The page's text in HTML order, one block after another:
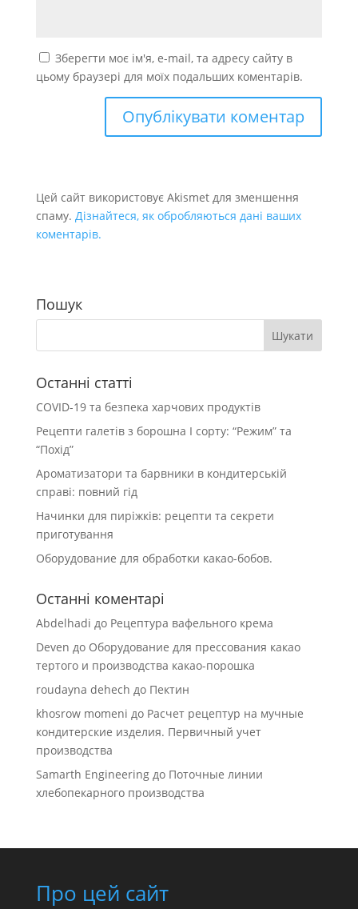
Зберегти моє ім'я, e-mail, та адресу сайту в
цьому браузері для моїх подальших коментарів.
Цей сайт використовує Akismet для зменшення
спаму. Дізнайтеся, як обробляються дані ваших
коментарів.
Пошук
Останні статті
COVID-19 та безпека харчових продуктів
Рецепти галетів з борошна І сорту: “Режим” та
“Похід”
Ароматизатори та барвники в кондитерській
справі: повний гід
Начинки для пиріжків: рецепти та секрети
приготування
Оборудование для обработки какао-бобов.
Останні коментарі
Abdelhadi до Рецептура вафельного крема
Deven до Оборудование для прессования какао
тертого и производства какао-порошка
roudayna dehech до Пектин
khosrow momeni до Расчет рецептур на мучные
кондитерские изделия. Первичный учет
производства
Samarth Engineeringдо Поточные линии
хлебопекарного производства
Про цей сайт